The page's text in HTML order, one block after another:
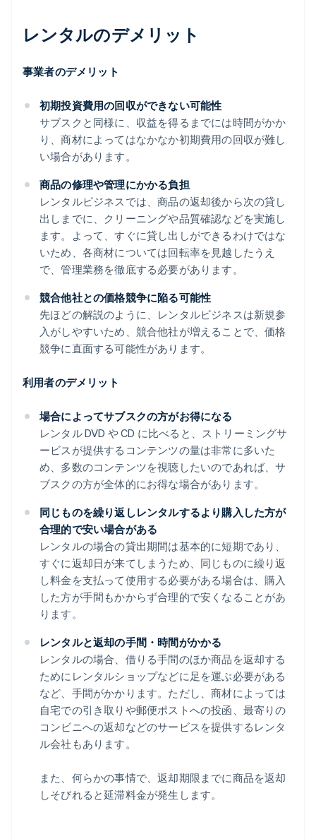
レンタルのデメリット
事業者のデメリット
初期投資費用の回収ができない可能性
サブスクと同様に、収益を得るまでには時間がかか
り、商材によってはなかなか初期費用の回収が難し
い場合があります。
商品の修理や管理にかかる負担
レンタルビジネスでは、商品の返却後から次の貸し
出しまでに、クリーニングや品質確認などを実施し
ます。よって、すぐに貸し出しができるわけではな
いため、各商材については回転率を見越したうえ
で、管理業務を徹底する必要があります。
競合他社との価格競争に陥る可能性
先ほどの解説のように、レンタルビジネスは新規参
入がしやすいため、競合他社が増えることで、価格
競争に直面する可能性があります。
利用者のデメリット
場合によってサブスクの方がお得になる
レンタル DVD や CD に比べると、ストリーミングサ
ービスが提供するコンテンツの量は非常に多いた
め、多数のコンテンツを視聴したいのであれば、サ
ブスクの方が全体的にお得な場合があります。
同じものを繰り返しレンタルするより購入した方が
合理的で安い場合がある
レンタルの場合の貸出期間は基本的に短期であり、
すぐに返却日が来てしまうため、同じものに繰り返
し料金を支払って使用する必要がある場合は、購入
した方が手間もかからず合理的で安くなることがあ
ります。
レンタルと返却の手間・時間がかかる
レンタルの場合、借りる手間のほか商品を返却する
ためにレンタルショップなどに足を運ぶ必要がある
など、手間がかかります。ただし、商材によっては
自宅での引き取りや郵便ポストへの投函、最寄りの
コンビニへの返却などのサービスを提供するレンタ
ル会社もあります。
また、何らかの事情で、返却期限までに商品を返却
しそびれると延滞料金が発生します。